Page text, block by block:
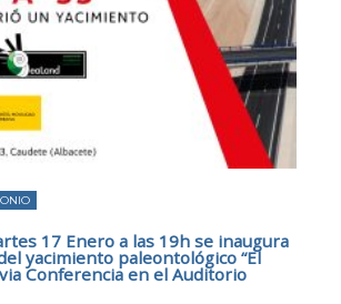
17 Enero a las 19h se inaugura
yacimiento paleontológico “El
Conferencia en el Auditorio